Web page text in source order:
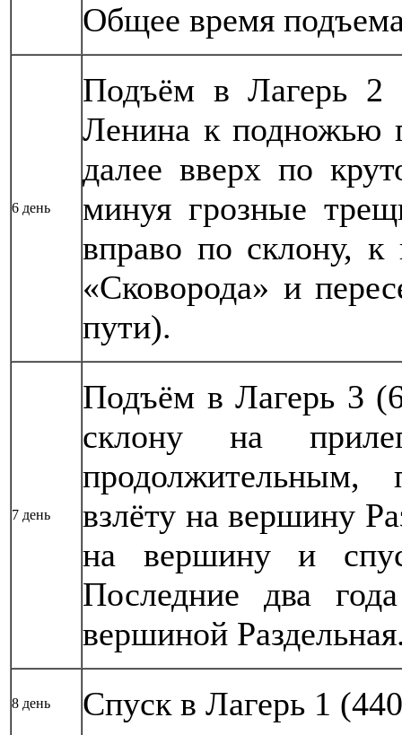
Общее время
6 день
Подъём в Лагерь 2
Ленина к подножью
далее вверх по
минуя грозные
вправо по склону, к
«Сковорода» и
пути).
7 день
Подъём в Лагерь 3
склону на
взлёту на вершину
на вершину и
Последние два
вершиной
8 день Спуск в Лагерь 1